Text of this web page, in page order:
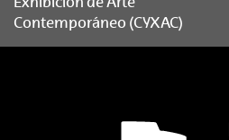
Contemporáneo (CYXAC)